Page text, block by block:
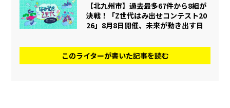
【北九州市】過去最多67件から8組が
決戦！「Z世代はみ出せコンテスト20
26」8月8日開催、未来が動き出す日
このライターが書いた記事を読む